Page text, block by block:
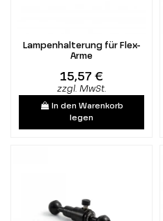
Lampenhalterung für Flex-
Arme
15,57 €
zzgl. MwSt.
In den Warenkorb
legen